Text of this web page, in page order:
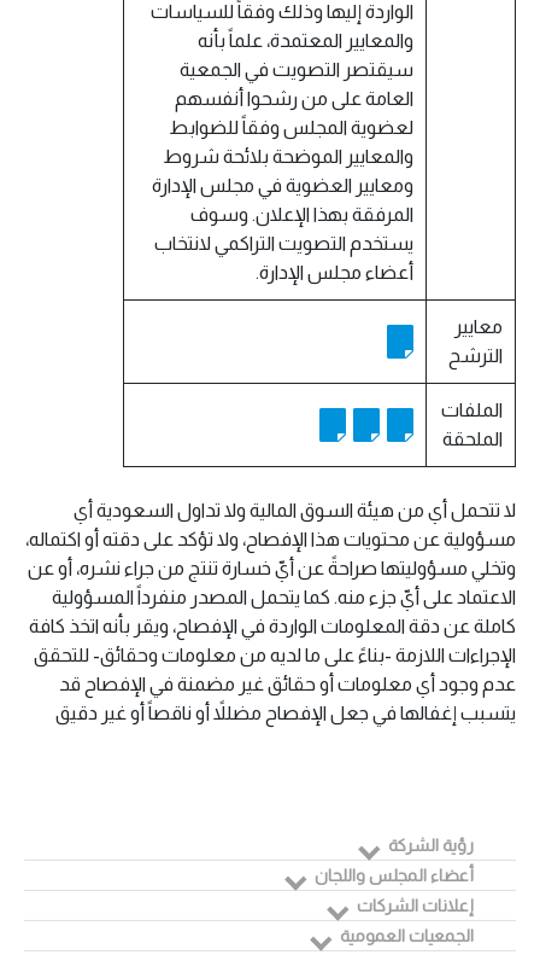
الواردة إليها وذلك وفقاً للسياسات
والمعايير المعتمدة، علماً بأنه
سيقتصر التصويت في الجمعية
العامة على من رشحوا أنفسهم
لعضوية المجلس وفقاً للضوابط
والمعايير الموضحة بلائحة شروط
ومعايير العضوية في مجلس الإدارة
المرفقة بهذا الإعلان. وسوف
يستخدم التصويت التراكمي لانتخاب
أعضاء مجلس الإدارة.
معايير
الترشح
الملفات
الملحقة
لا تتحمل أي من هيئة السوق المالية ولا تداول السعودية أي
مسؤولية عن محتويات هذا الإفصاح، ولا تؤكد على دقته أو اكتماله،
وتخلي مسؤوليتها صراحةً عن أيّ خسارة تنتج من جراء نشره، أو عن
الاعتماد على أيّ جزء منه. كما يتحمل المصدر منفرداً المسؤولية
كاملة عن دقة المعلومات الواردة في الإفصاح، ويقر بأنه اتخذ كافة
الإجراءات اللازمة -بناءً على ما لديه من معلومات وحقائق- للتحقق
عدم وجود أي معلومات أو حقائق غير مضمنة في الإفصاح قد
يتسبب إغفالها في جعل الإفصاح مضللاً أو ناقصاً أو غير دقيق
رؤية الشركة
أعضاء المجلس واللجان
إعلانات الشركات
الجمعيات العمومية